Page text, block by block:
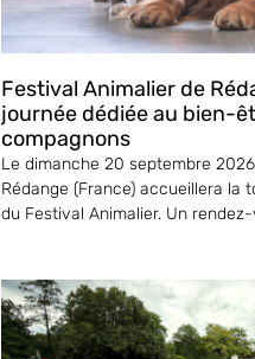
Festival Animalier de
journée dédiée au bien-
compagnons
Le dimanche 20 septembre
Rédange (France) accueillera la
du Festival Animalier. Un